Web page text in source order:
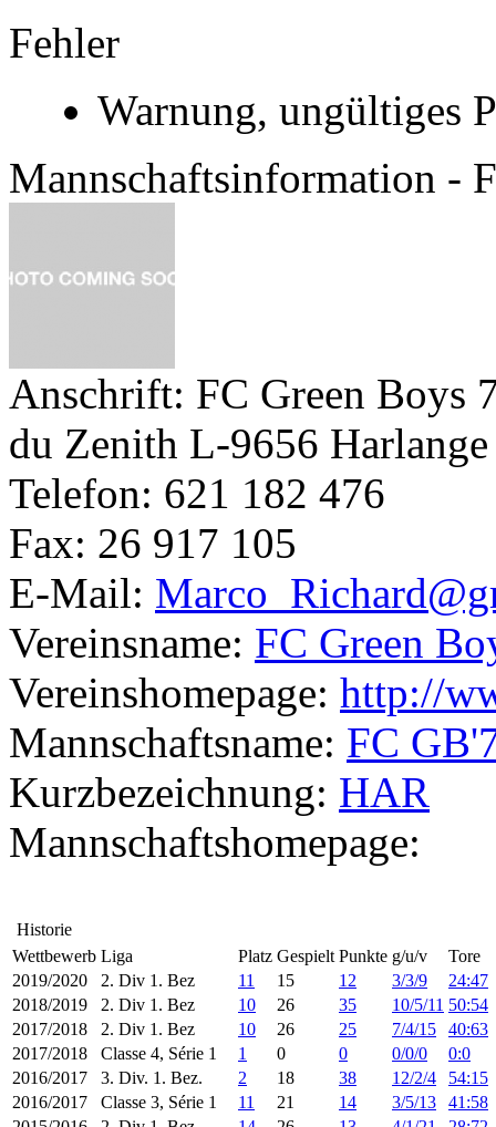
Fehler
Warnung, ungültiges
Mannschaftsinformation -
Anschrift: FC Green Boys
du Zenith L-9656 Harlange
Telefon: 621 182 476
Fax: 26 917 105
E-Mail:
Vereinsname: FC Green
Vereinshomepage: http://
Mannschaftsname: FC
Kurzbezeichnung: HAR
Mannschaftshomepage:
Historie
Wettbewerb Liga Platz Gespielt Punkte g/u/v
Tore
2019/2020
2. Div 1. Bez 11 15 12 3/3/9
24:47
2018/2019
2. Div 1. Bez 10 26 35 10/5/11 50:54
2017/2018
2. Div 1. Bez 10 26 25 7/4/15
40:63
2017/2018
Classe 4, Série 1 1 0 0 0/0/0
0:0
2016/2017
3. Div. 1. Bez. 2 18 38 12/2/4
54:15
2016/2017
Classe 3, Série 1 11 21 14 3/5/13
41:58